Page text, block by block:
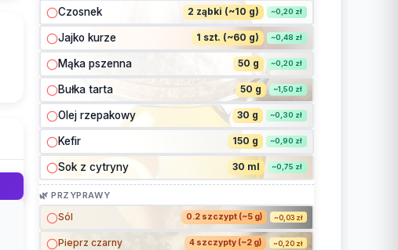
Czosnek 2 ząbki (~10 g) ~0,20 zł
Jajko kurze 1 szt. (~60 g) ~0,48 zł
Mąka pszenna 50 g ~0,20 zł
Bułka tarta 50 g ~1,50 zł
Olej rzepakowy 30 g ~0,30 zł
Kefir 150 g ~0,90 zł
Sok z cytryny 30 ml ~0,75 zł
🌿 PRZYPRAWY
Sól 0.2 szczypt (~5 g) ~0,03 zł
Pieprz czarny 4 szczypty (~2 g) ~0,20 zł